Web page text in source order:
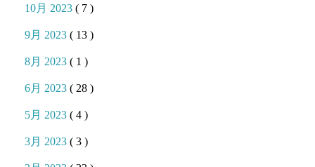
10月 2023( 7 )
9月 2023( 13 )
8月 2023( 1 )
6月 2023( 28 )
5月 2023( 4 )
3月 2023( 3 )